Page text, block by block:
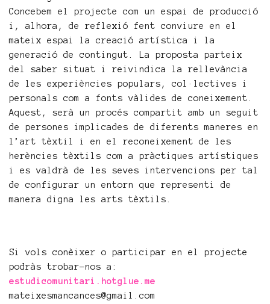
Concebem el projecte com un espai de producció
i, alhora, de reflexió fent conviure en el
mateix espai la creació artística i la
generació de contingut. La proposta parteix
del saber situat i reivindica la rellevància
de les experiències populars, col·lectives i
personals com a fonts vàlides de coneixement.
Aquest, serà un procés compartit amb un seguit
de persones implicades de diferents maneres en
l’art tèxtil i en el reconeixement de les
herències tèxtils com a pràctiques artístiques
i es valdrà de les seves intervencions per tal
de configurar un entorn que representi de
manera digna les arts tèxtils.
Si vols conèixer o participar en el projecte
podràs trobar-nos a:
estudicomunitari.hotglue.me
mateixesmancances@gmail.com